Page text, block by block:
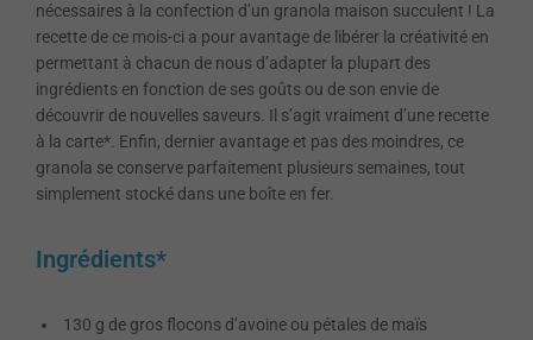
nécessaires à la confection d’un granola maison succulent ! La
recette de ce mois-ci a pour avantage de libérer la créativité en
permettant à chacun de nous d’adapter la plupart des
ingrédients en fonction de ses goûts ou de son envie de
découvrir de nouvelles saveurs. Il s’agit vraiment d’une recette
à la carte*. Enfin, dernier avantage et pas des moindres, ce
granola se conserve parfaitement plusieurs semaines, tout
simplement stocké dans une boîte en fer.
Ingrédients*
130 g de gros flocons d’avoine ou pétales de maïs